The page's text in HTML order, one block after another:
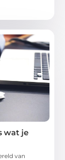
wat je
van